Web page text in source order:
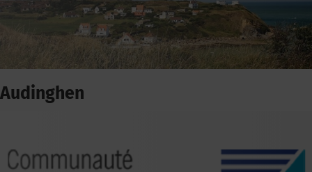
Audinghen